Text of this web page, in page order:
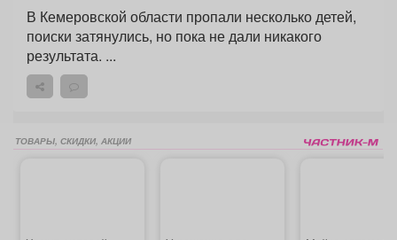
В Кемеровской области пропали несколько детей,
поиски затянулись, но пока не дали никакого
результата. ...
ТОВАРЫ, СКИДКИ, АКЦИИ